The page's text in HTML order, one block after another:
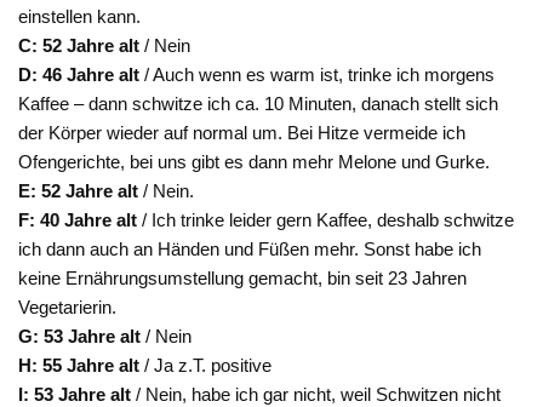
einstellen kann.
C: 52 Jahre alt / Nein
D: 46 Jahre alt / Auch wenn es warm ist, trinke ich morgens
Kaffee – dann schwitze ich ca. 10 Minuten, danach stellt sich
der Körper wieder auf normal um. Bei Hitze vermeide ich
Ofengerichte, bei uns gibt es dann mehr Melone und Gurke.
E: 52 Jahre alt / Nein.
F: 40 Jahre alt / Ich trinke leider gern Kaffee, deshalb schwitze
ich dann auch an Händen und Füßen mehr. Sonst habe ich
keine Ernährungsumstellung gemacht, bin seit 23 Jahren
Vegetarierin.
G: 53 Jahre alt / Nein
H: 55 Jahre alt / Ja z.T. positive
I: 53 Jahre alt / Nein, habe ich gar nicht, weil Schwitzen nicht